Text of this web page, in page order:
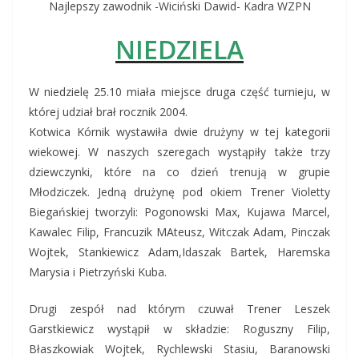
Najlepszy zawodnik -Wiciński Dawid- Kadra WZPN
NIEDZIELA
W niedzielę 25.10 miała miejsce druga część turnieju, w
której udział brał rocznik 2004.
Kotwica Kórnik wystawiła dwie drużyny w tej kategorii
wiekowej. W naszych szeregach wystąpiły także trzy
dziewczynki, które na co dzień trenują w grupie
Młodziczek. Jedną drużynę pod okiem Trener Violetty
Biegańskiej tworzyli: Pogonowski Max, Kujawa Marcel,
Kawalec Filip, Francuzik MAteusz, Witczak Adam, Pinczak
Wojtek, Stankiewicz Adam,Idaszak Bartek, Haremska
Marysia i Pietrzyński Kuba.
Drugi zespół nad którym czuwał Trener Leszek
Garstkiewicz wystąpił w składzie: Roguszny Filip,
Błaszkowiak Wojtek, Rychlewski Stasiu, Baranowski